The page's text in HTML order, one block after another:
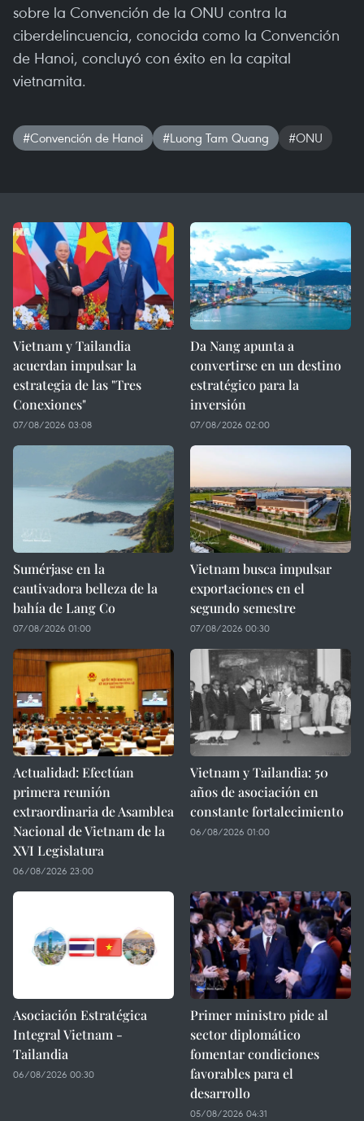
sobre la Convención de la ONU contra la
ciberdelincuencia, conocida como la Convención
de Hanoi, concluyó con éxito en la capital
vietnamita.
#Convención de Hanoi #Luong Tam Quang #ONU
Vietnam y Tailandia
acuerdan impulsar la
estrategia de las "Tres
Conexiones"
07/08/2026 03:08
Da Nang apunta a
convertirse en un destino
estratégico para la
inversión
07/08/2026 02:00
Sumérjase en la
cautivadora belleza de la
bahía de Lang Co
07/08/2026 01:00
Vietnam busca impulsar
exportaciones en el
segundo semestre
07/08/2026 00:30
Actualidad: Efectúan
primera reunión
extraordinaria de Asamblea
Nacional de Vietnam de la
XVI Legislatura
06/08/2026 23:00
Vietnam y Tailandia: 50
años de asociación en
constante fortalecimiento
06/08/2026 01:00
Asociación Estratégica
Integral Vietnam -
Tailandia
06/08/2026 00:30
Primer ministro pide al
sector diplomático
fomentar condiciones
favorables para el
desarrollo
05/08/2026 04:31